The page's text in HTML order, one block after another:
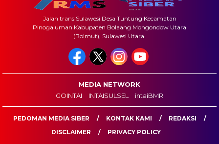
Jalan trans Sulawesi Desa Tuntung Kecamatan
Pinogaluman Kabupaten Bolaang Mongondow Utara
(Bolmut), Sulawesi Utara.
MEDIA NETWORK
GOINTAI
INTAISULSEL intaiBMR
PEDOMAN MEDIA SIBER KONTAK KAMI
REDAKSI
DISCLAIMER
PRIVACY POLICY